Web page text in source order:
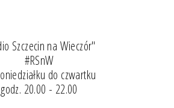
Szczecin na Wieczór"
#RSnW
do czwartku
godz. 20.00 - 22.00